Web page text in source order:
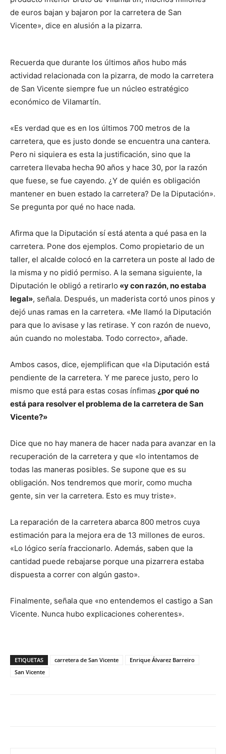
de euros bajan y bajaron por la carretera de San
Vicente», dice en alusión a la pizarra.
Recuerda que durante los últimos años hubo más
actividad relacionada con la pizarra, de modo la carretera
de San Vicente siempre fue un núcleo estratégico
económico de Vilamartín.
«Es verdad que es en los últimos 700 metros de la
carretera, que es justo donde se encuentra una cantera.
Pero ni siquiera es esta la justificación, sino que la
carretera llevaba hecha 90 años y hace 30, por la razón
que fuese, se fue cayendo. ¿Y de quién es obligación
mantener en buen estado la carretera? De la Diputación».
Se pregunta por qué no hace nada.
Afirma que la Diputación sí está atenta a qué pasa en la
carretera. Pone dos ejemplos. Como propietario de un
taller, el alcalde colocó en la carretera un poste al lado de
la misma y no pidió permiso. A la semana siguiente, la
Diputación le obligó a retirarlo «y con razón, no estaba
legal», señala. Después, un maderista cortó unos pinos y
dejó unas ramas en la carretera. «Me llamó la Diputación
para que lo avisase y las retirase. Y con razón de nuevo,
aún cuando no molestaba. Todo correcto», añade.
Ambos casos, dice, ejemplifican que «la Diputación está
pendiente de la carretera. Y me parece justo, pero lo
mismo que está para estas cosas ínfimas ¿por qué no
está para resolver el problema de la carretera de San
Vicente?»
Dice que no hay manera de hacer nada para avanzar en la
recuperación de la carretera y que «lo intentamos de
todas las maneras posibles. Se supone que es su
obligación. Nos tendremos que morir, como mucha
gente, sin ver la carretera. Esto es muy triste».
La reparación de la carretera abarca 800 metros cuya
estimación para la mejora era de 13 millones de euros.
«Lo lógico sería fraccionarlo. Además, saben que la
cantidad puede rebajarse porque una pizarrera estaba
dispuesta a correr con algún gasto».
Finalmente, señala que «no entendemos el castigo a San
Vicente. Nunca hubo explicaciones coherentes».
ETIQUETAS carretera de San Vicente
Enrique Álvarez Barreiro
San Vicente